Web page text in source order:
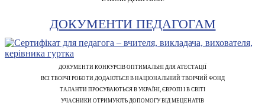
ДОКУМЕНТИ ПЕДАГОГАМ
ДОКУМЕНТИ КОНКУРСІВ ОПТИМАЛЬНІ ДЛЯ АТЕСТАЦІЇ
ВСІ ТВОРЧІ РОБОТИ ДОДАЮТЬСЯ В НАЦІОНАЛЬНИЙ ТВОРЧИЙ ФОНД
ТАЛАНТИ ПРОСУВАЮТЬСЯ В УКРАЇНІ, ЄВРОПІ І В СВІТІ
УЧАСНИКИ ОТРИМУЮТЬ ДОПОМОГУ ВІД МЕЦЕНАТІВ